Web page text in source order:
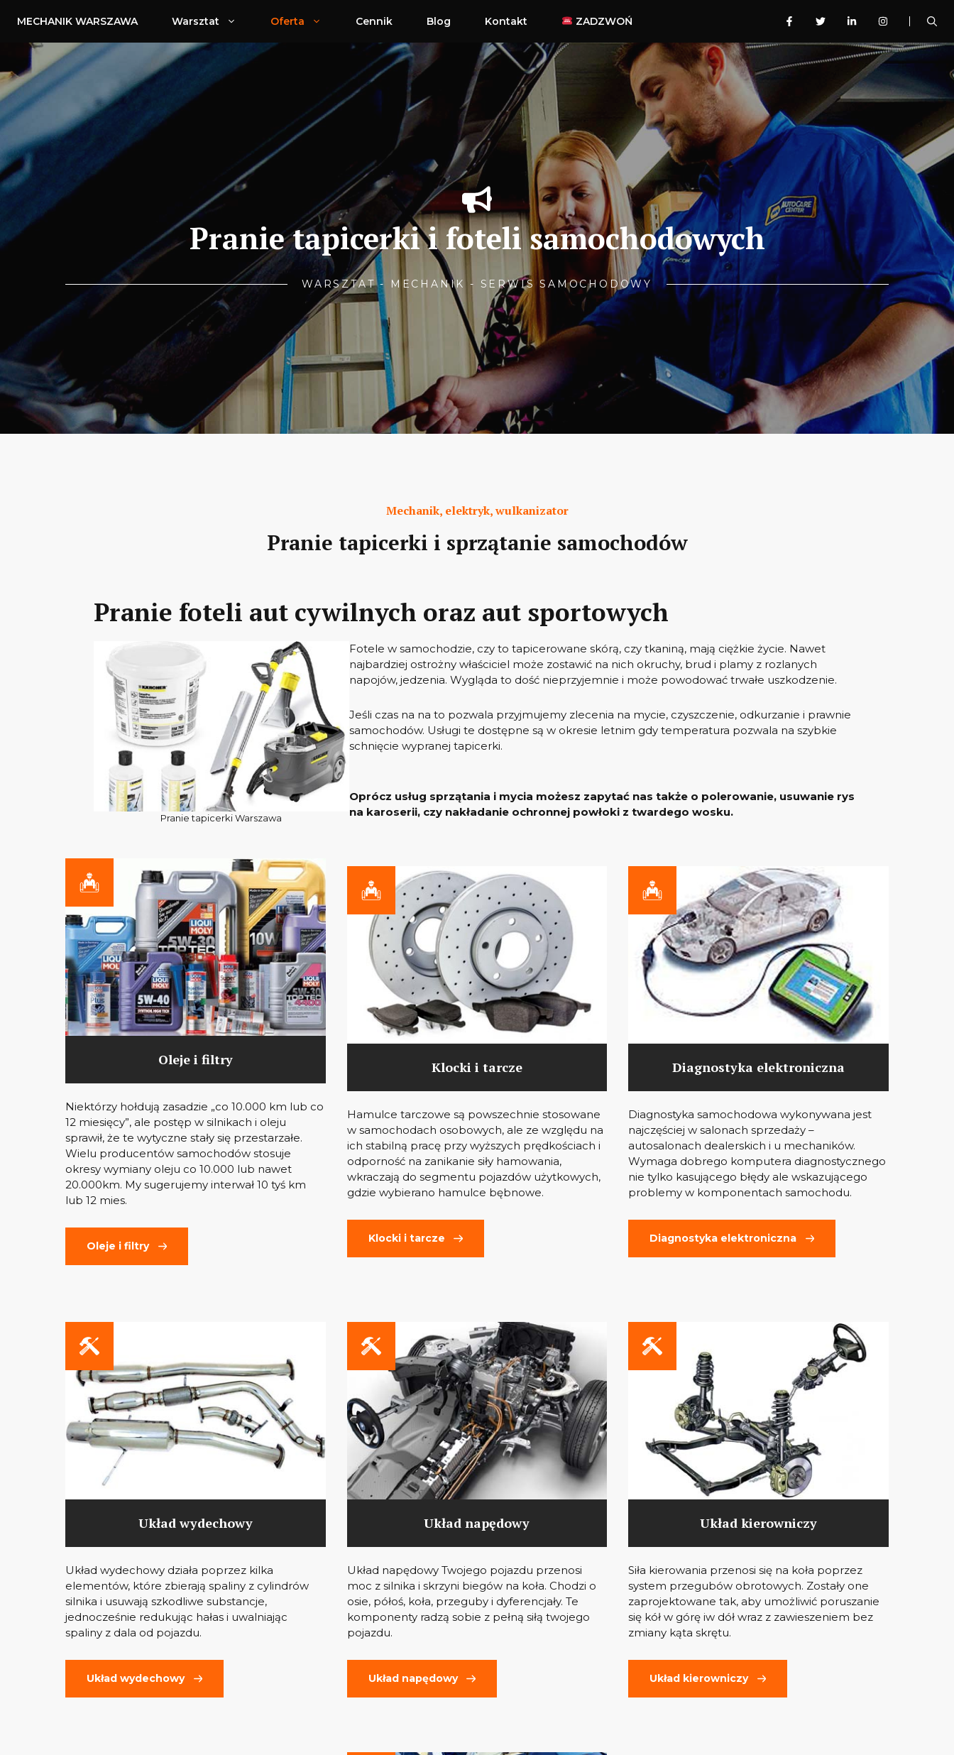
MECHANIK WARSZAWA Warsztat Oferta Cennik Blog Kontakt ZADZWOŃ
Pranie tapicerki i foteli samochodowych
WARSZTAT - MECHANIK - SERWIS SAMOCHODOWY
Mechanik, elektryk, wulkanizator
Pranie tapicerki i sprzątanie samochodów
Pranie foteli aut cywilnych oraz aut sportowych
Pranie tapicerki Warszawa
Fotele w samochodzie, czy to tapicerowane skórą, czy tkaniną, mają ciężkie życie. Nawet
najbardziej ostrożny właściciel może zostawić na nich okruchy, brud i plamy z rozlanych
napojów, jedzenia. Wygląda to dość nieprzyjemnie i może powodować trwałe uszkodzenie.
Jeśli czas na na to pozwala przyjmujemy zlecenia na mycie, czyszczenie, odkurzanie i prawnie
samochodów. Usługi te dostępne są w okresie letnim gdy temperatura pozwala na szybkie
schnięcie wypranej tapicerki.
Oprócz usług sprzątania i mycia możesz zapytać nas także o polerowanie, usuwanie rys
na karoserii, czy nakładanie ochronnej powłoki z twardego wosku.
Oleje i filtry
Niektórzy hołdują zasadzie „co 10.000 km lub co
12 miesięcy”, ale postęp w silnikach i oleju
sprawił, że te wytyczne stały się przestarzałe.
Wielu producentów samochodów stosuje
okresy wymiany oleju co 10.000 lub nawet
20.000km. My sugerujemy interwał 10 tyś km
lub 12 mies.
Oleje i filtry
Klocki i tarcze
Hamulce tarczowe są powszechnie stosowane
w samochodach osobowych, ale ze względu na
ich stabilną pracę przy wyższych prędkościach i
odporność na zanikanie siły hamowania,
wkraczają do segmentu pojazdów użytkowych,
gdzie wybierano hamulce bębnowe.
Klocki i tarcze
Diagnostyka elektroniczna
Diagnostyka samochodowa wykonywana jest
najczęściej w salonach sprzedaży –
autosalonach dealerskich i u mechaników.
Wymaga dobrego komputera diagnostycznego
nie tylko kasującego błędy ale wskazującego
problemy w komponentach samochodu.
Diagnostyka elektroniczna
Układ wydechowy
Układ wydechowy działa poprzez kilka
elementów, które zbierają spaliny z cylindrów
silnika i usuwają szkodliwe substancje,
jednocześnie redukując hałas i uwalniając
spaliny z dala od pojazdu.
Układ wydechowy
Układ napędowy
Układ napędowy Twojego pojazdu przenosi
moc z silnika i skrzyni biegów na koła. Chodzi o
osie, półoś, koła, przeguby i dyferencjały. Te
komponenty radzą sobie z pełną siłą twojego
pojazdu.
Układ napędowy
Układ kierowniczy
Siła kierowania przenosi się na koła poprzez
system przegubów obrotowych. Zostały one
zaprojektowane tak, aby umożliwić poruszanie
się kół w górę iw dół wraz z zawieszeniem bez
zmiany kąta skrętu.
Układ kierowniczy